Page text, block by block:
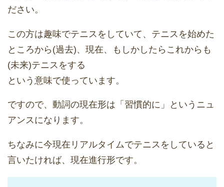
ださい。
この方は趣味でテニスをしていて、テニスを始めた
ところから(過去)、現在、もしかしたらこれからも
(未来)テニスをする
という意味で使っています。
ですので、動詞の現在形は「習慣的に」というニュ
アンスになります。
ちなみに今現在リアルタイムでテニスをしていると
言いたければ、現在進行形です。